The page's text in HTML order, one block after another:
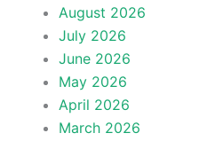
August 2026
July 2026
June 2026
May 2026
April 2026
March 2026